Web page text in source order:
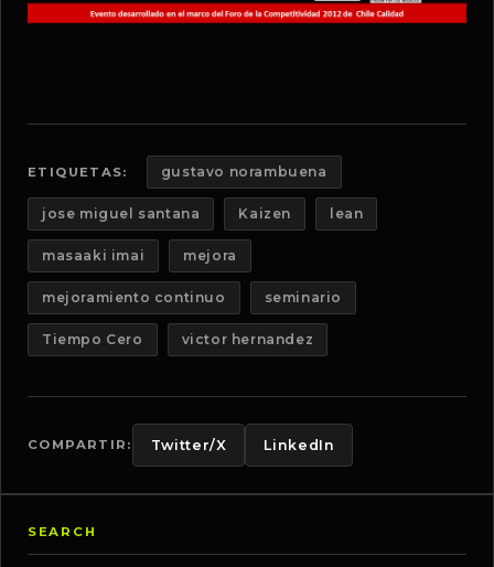
ETIQUETAS: gustavo norambuena
jose miguel santana Kaizen lean
masaaki imai mejora
mejoramiento continuo seminario
Tiempo Cero victor hernandez
COMPARTIR: Twitter/X LinkedIn
SEARCH